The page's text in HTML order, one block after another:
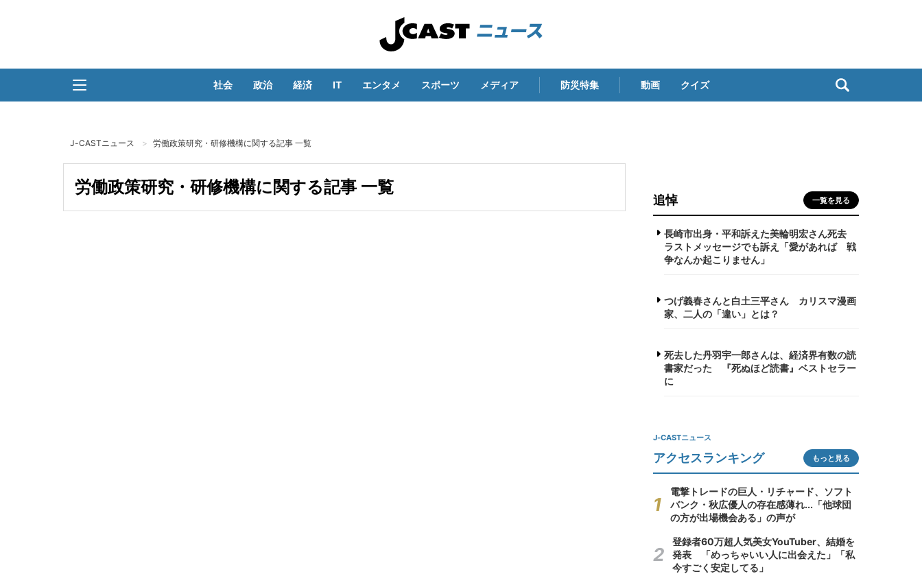
社会 政治 経済 IT エンタメ スポーツ メディア 防災特集 動画 クイズ
J-CASTニュース 労働政策研究・研修機構に関する記事 一覧
労働政策研究・研修機構に関する記事 一覧
追悼 一覧を見る
長崎市出身・平和訴えた美輪明宏さん死去
ラストメッセージでも訴え「愛があれば 戦
争なんか起こりません」
つげ義春さんと白土三平さん カリスマ漫画
家、二人の「違い」とは？
死去した丹羽宇一郎さんは、経済界有数の読
書家だった 『死ぬほど読書』ベストセラー
に
J-CASTニュース
アクセスランキング もっと見る
電撃トレードの巨人・リチャード、ソフト
バンク・秋広優人の存在感薄れ...「他球団
の方が出場機会ある」の声が
登録者60万超人気美女YouTuber、結婚を
発表 「めっちゃいい人に出会えた」「私
今すごく安定してる」